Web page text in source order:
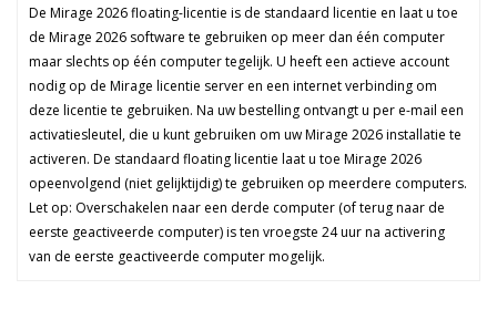
De Mirage 2026 floating-licentie is de standaard licentie en laat u toe
de Mirage 2026 software te gebruiken op meer dan één computer
maar slechts op één computer tegelijk. U heeft een actieve account
nodig op de Mirage licentie server en een internet verbinding om
deze licentie te gebruiken. Na uw bestelling ontvangt u per e-mail een
activatiesleutel, die u kunt gebruiken om uw Mirage 2026 installatie te
activeren. De standaard floating licentie laat u toe Mirage 2026
opeenvolgend (niet gelijktijdig) te gebruiken op meerdere computers.
Let op: Overschakelen naar een derde computer (of terug naar de
eerste geactiveerde computer) is ten vroegste 24 uur na activering
van de eerste geactiveerde computer mogelijk.